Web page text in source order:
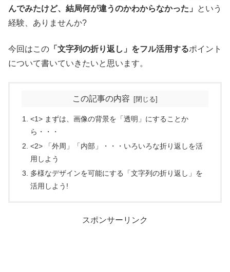
んでみたけど、結局何が違うのかわからなかった」
という
経験、ありませんか?
今回はこの 「文字列の折り返し」をフル活用するポイント
について書いていきたいと思います。
この記事の内容
<1> まずは、画像の背景を「透明」にすることか
ら・・・
<2> 「外周」「内部」・・・いろいろな折り返しを活
用しよう
多様なデザインを可能にする「文字列の折り返し」を
活用しよう!
スポンサーリンク